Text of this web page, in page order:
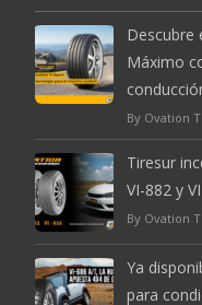
Descubre
Máximo
By Ovation
Tiresur
VI-882 y
By Ovation
Ya
para